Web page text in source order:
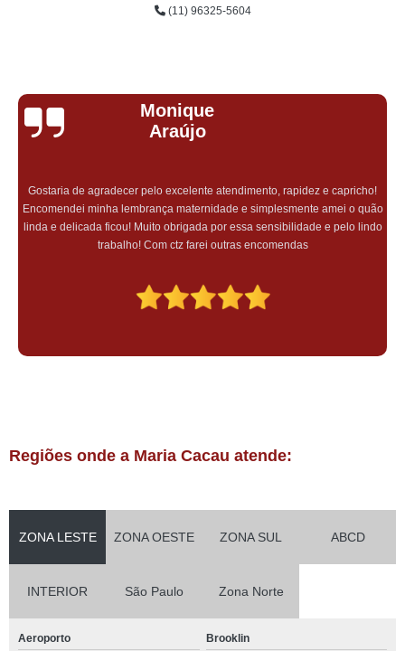
(11) 96325-5604
Monique
Araújo
Gostaria de agradecer pelo excelente atendimento, rapidez e capricho!
Encomendei minha lembrança maternidade e simplesmente amei o quão
linda e delicada ficou! Muito obrigada por essa sensibilidade e pelo lindo
trabalho! Com ctz farei outras encomendas
Regiões onde a Maria Cacau atende:
ZONA LESTE ZONA OESTE ZONA SUL ABCD
INTERIOR São Paulo Zona Norte
Aeroporto Brooklin